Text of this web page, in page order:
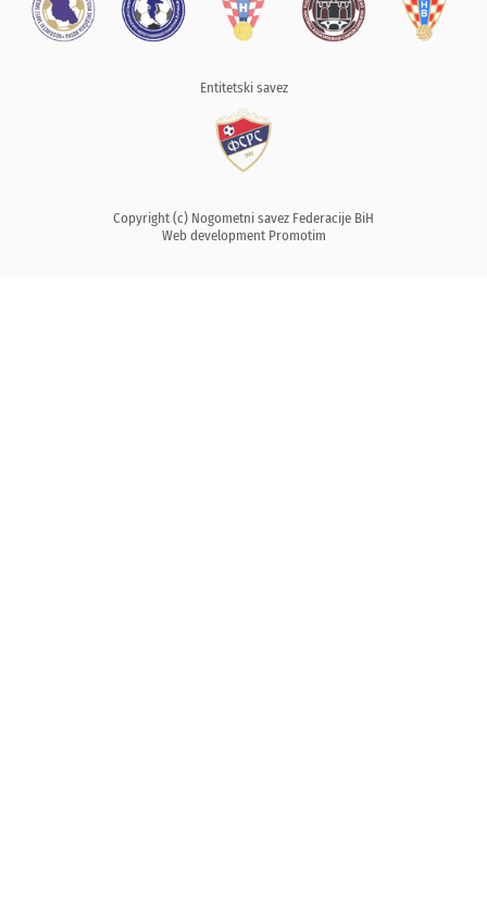
Entitetski savez
Copyright (c) Nogometni savez Federacije BiH
Web development Promotim